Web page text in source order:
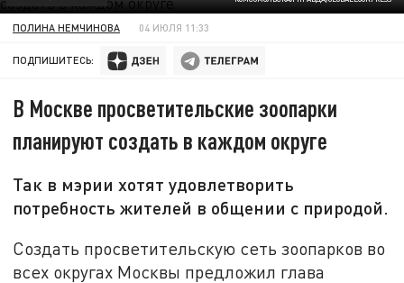
ПОЛИНА НЕМЧИНОВА 04 ИЮЛЯ 11:33
ПОДПИШИТЕСЬ:
В Москве просветительские зоопарки
планируют создать в каждом округе
Так в мэрии хотят удовлетворить
потребность жителей в общении с природой.
Создать просветительскую сеть зоопарков во
всех округах Москвы предложил глава